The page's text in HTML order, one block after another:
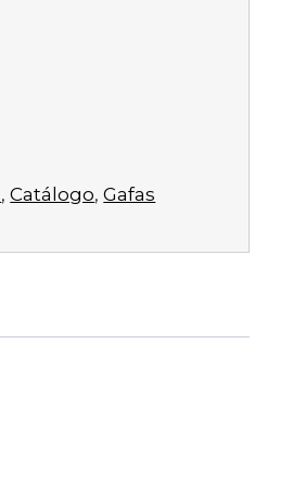
,Catálogo,Gafas